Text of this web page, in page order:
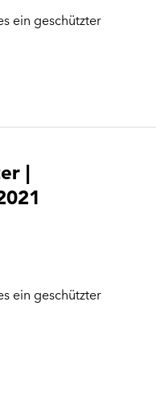
ein geschützter
|
ein geschützter